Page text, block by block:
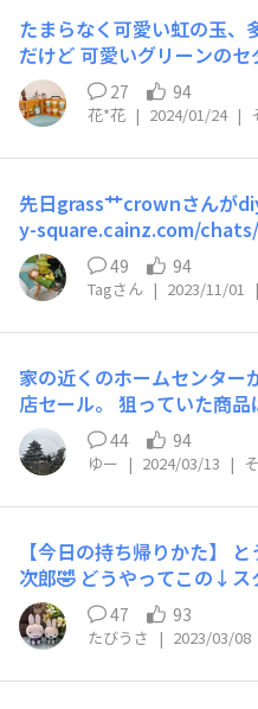
行の計画を立てる際には予
けません💦 連休でも比較
しい場所があると良いので
の“おすすめスポット”を教
のコメント内でテーマにつ
す！ 例えば、 最近行った“おすすめスポット”は大宮公園
です。 四季折々の花々や
らします。 新緑の美しい参
と、お洒落なカフェや甘味
り、散策するのがとても楽
たまらなく可愛い虹の玉、多肉ち
だけど 可愛いグリーンの
赤く染まった虹の玉を発見
んか気にならなくなり しゃ
しまいます🥰 寒いと どん
ᴖ◡ᴖ๑)♪
27 94
花*花 | 2024/01/24 |
先日grass艹crownさんがdiy投
y-square.cainz.com/chats/
ゥランタンにサビ塗装して
ェイク多肉マグネット入れて
フェイク多肉は前に ハリ
👀✨ 大きさ調度良かった
🤭🎵
49 94
Tagさん | 2023/11/01 |
家の近くのホームセンター
店セール。 狙っていた商
りあえず、色々購入。 だい
レジ待ち1時間半以上😂と
かこれから考えます😅
44 94
ゆー | 2024/03/13 |
【今日の持ち帰りかた】
次郎🤣 どうやってこの↓ス
て、カバーやらロープやら
先生方の全面協力のもと…
闘のおかげで、安定感バッ
したゴムロープでは頼り無
47 93
たびうさ | 2023/03/08